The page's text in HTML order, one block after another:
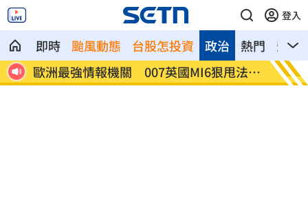
登入
即時 颱風動態 台股怎投資 熱門 影音
政治
歐洲最強情報機關 007英國MI6狠甩法奪
冠
2026
灣